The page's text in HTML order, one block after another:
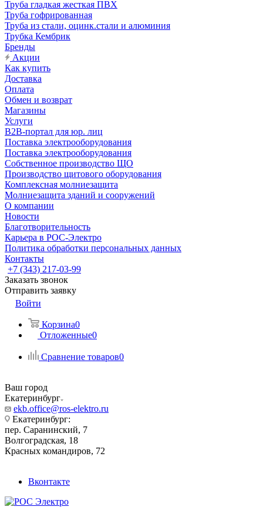
Труба гладкая жесткая ПВХ
Труба гофрированная
Труба из стали, оцинк.стали и алюминия
Трубка Кембрик
Бренды
Акции
Как купить
Доставка
Оплата
Обмен и возврат
Магазины
Услуги
B2B-портал для юр. лиц
Поставка электрооборудования
Поставка электрооборудования
Собственное производство ЩО
Производство щитового оборудования
Комплексная молниезащита
Молниезащита зданий и сооружений
О компании
Новости
Благотворительность
Карьера в РОС-Электро
Политика обработки персональных данных
Контакты
+7 (343) 217-03-99
Заказать звонок
Отправить заявку
Войти
Корзина0
Отложенные0
Сравнение товаров0
Ваш город
Екатеринбург
ekb.office@ros-elektro.ru
Екатеринбург:
пер. Саранинский, 7
Волгоградская, 18
Красных командиров, 72
Вконтакте